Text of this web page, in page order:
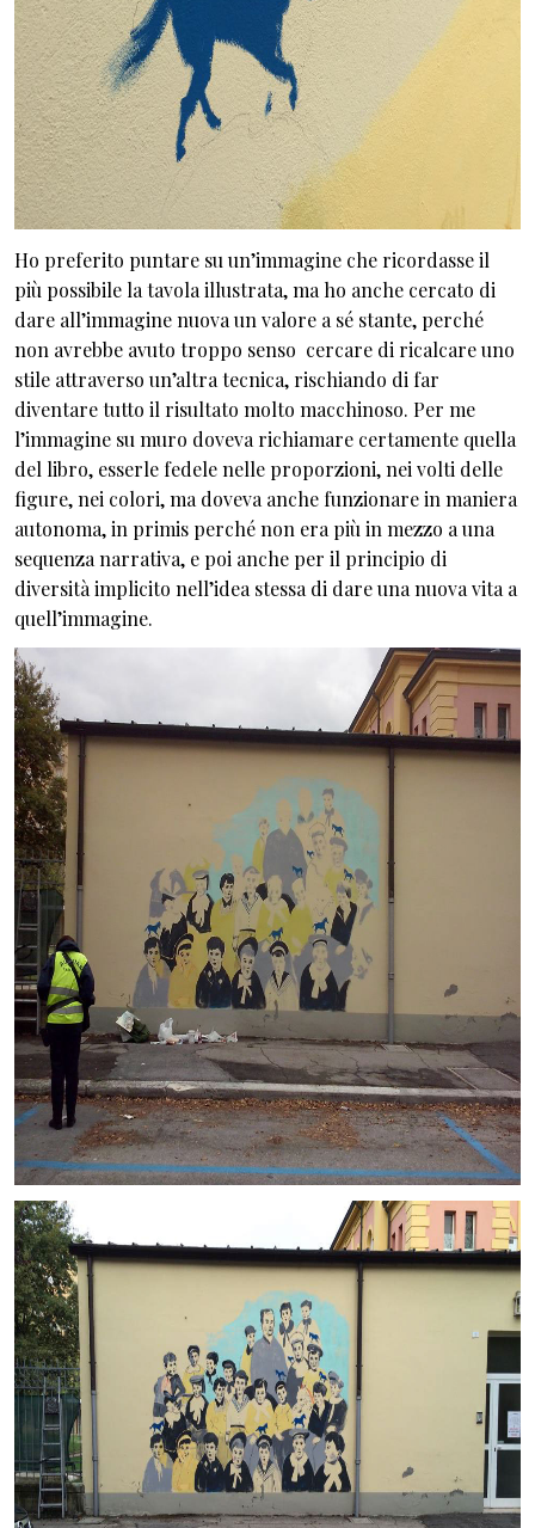
Ho preferito puntare su un’immagine che ricordasse il
più possibile la tavola illustrata, ma ho anche cercato di
dare all’immagine nuova un valore a sé stante, perché
non avrebbe avuto troppo senso cercare di ricalcare uno
stile attraverso un’altra tecnica, rischiando di far
diventare tutto il risultato molto macchinoso. Per me
l’immagine su muro doveva richiamare certamente quella
del libro, esserle fedele nelle proporzioni, nei volti delle
figure, nei colori, ma doveva anche funzionare in maniera
autonoma, in primis perché non era più in mezzo a una
sequenza narrativa, e poi anche per il principio di
diversità implicito nell’idea stessa di dare una nuova vita a
quell’immagine.